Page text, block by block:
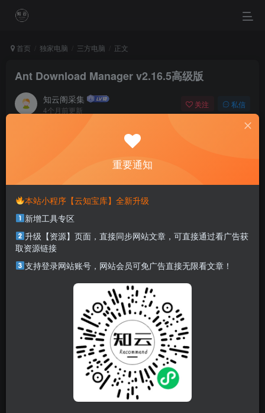
首页 独家电脑 三方电脑 正文
Ant Download Manager v2.16.5高级版
知云阁采集
4个月前更新
关注 私信
A good idea without action is worth nothing.
如果没有切实执行，再好的点子也是徒劳
本站部分资源打包为压缩包以方便分享，涉及较多
击解压密码
软件介绍
Ant Download Manager是一款简单但快速的文件下载工具，
支持HTTP（S）和FTP（S）协议，支持浏览器集成插件，
支持音视频、图片等多媒体及软件、各种格式的文件等。
重要通知
本站小程序【云知宝库】全新升级
新增工具专区
升级【资源】页面，直接同步网站文章，可直接通过看广告获
取资源链接
支持登录网站账号，网站会员可免广告直接无限看文章！